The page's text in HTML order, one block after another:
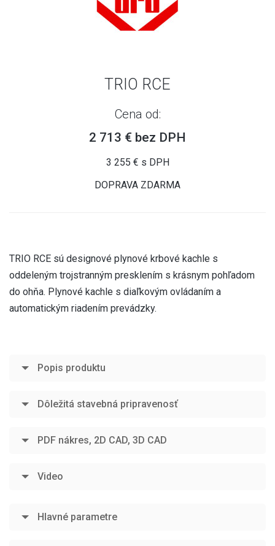
TRIO RCE
Cena od:
2 713 € bez DPH
3 255 € s DPH
DOPRAVA ZDARMA
TRIO RCE sú designové plynové krbové kachle s
oddeleným trojstranným presklením s krásnym pohľadom
do ohňa. Plynové kachle s diaľkovým ovládaním a
automatickým riadením prevádzky.
Popis produktu
Dôležitá stavebná pripravenosť
PDF nákres, 2D CAD, 3D CAD
Video
Hlavné parametre